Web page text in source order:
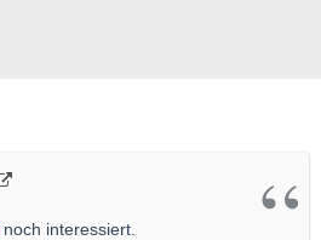
noch interessiert.